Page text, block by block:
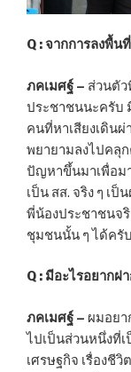
Q : จากการลงพื้
ภคเมศฐ์ – ส่วนตั
ประชาชนนะครับ
คนที่หาเสียงเดิน
พยายามลงไปคลุ
ปัญหาขึ้นมาเพื่อม
เป็น สส. จริง ๆ เ
พี่น้องประชาชนจ
ชุมชนนั้น ๆ ได้ครั
Q : มีอะไรอยากฝ
ภคเมศฐ์ – ผมอยา
ไปเป็นส่วนหนึ่งที่
เศรษฐกิจ เรื่องชี